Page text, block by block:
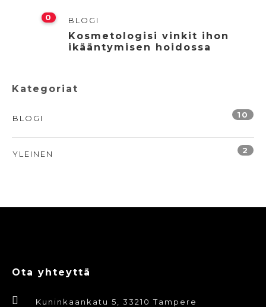
0 BLOGI
Kosmetologisi vinkit ihon
ikääntymisen hoidossa
Kategoriat
BLOGI 10
YLEINEN 2
Ota yhteyttä
Kuninkaankatu 5, 33210 Tampere